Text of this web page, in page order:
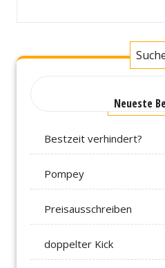
Neueste
Bestzeit verhindert?
Pompey
Preisausschreiben
doppelter Kick